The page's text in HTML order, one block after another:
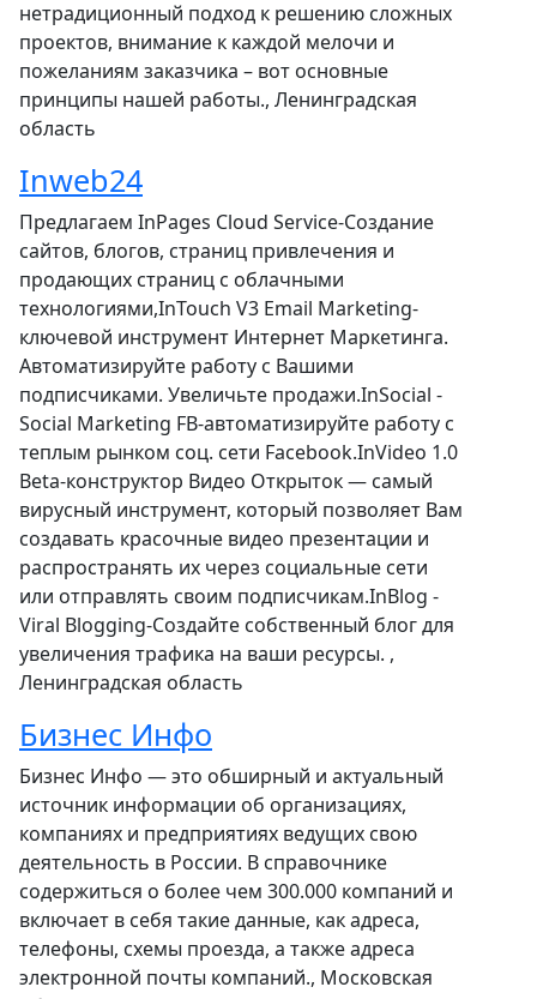
нетрадиционный подход к решению сложных
проектов, внимание к каждой мелочи и
пожеланиям заказчика – вот основные
принципы нашей работы., Ленинградская
область
Inweb24
Предлагаем InPages Cloud Service-Создание
сайтов, блогов, страниц привлечения и
продающих страниц с облачными
технологиями,InTouch V3 Email Marketing-
ключевой инструмент Интернет Маркетинга.
Автоматизируйте работу с Вашими
подписчиками. Увеличьте продажи.InSocial -
Social Marketing FB-автоматизируйте работу с
теплым рынком соц. сети Facebook.InVideo 1.0
Beta-конструктор Видео Открыток — самый
вирусный инструмент, который позволяет Вам
создавать красочные видео презентации и
распространять их через социальные сети
или отправлять своим подписчикам.InBlog -
Viral Blogging-Создайте собственный блог для
увеличения трафика на ваши ресурсы. ,
Ленинградская область
Бизнес Инфо
Бизнес Инфо — это обширный и актуальный
источник информации об организациях,
компаниях и предприятиях ведущих свою
деятельность в России. В справочнике
содержиться о более чем 300.000 компаний и
включает в себя такие данные, как адреса,
телефоны, схемы проезда, а также адреса
электронной почты компаний., Московская